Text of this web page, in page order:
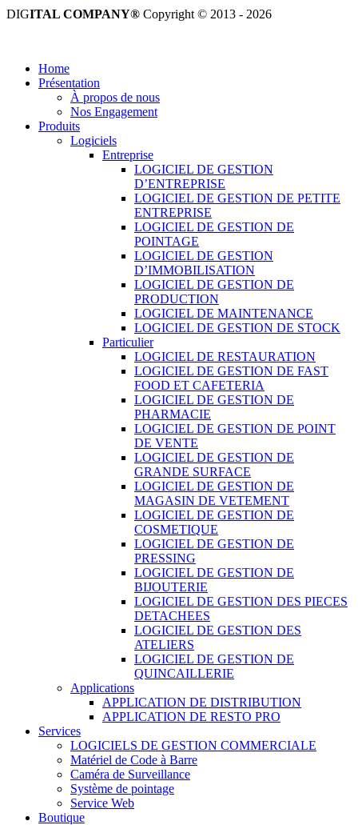
DIGITAL COMPANY® Copyright © 2013 - 2026
Home
Présentation
À propos de nous
Nos Engagement
Produits
Logiciels
Entreprise
LOGICIEL DE GESTION
D’ENTREPRISE
LOGICIEL DE GESTION DE PETITE
ENTREPRISE
LOGICIEL DE GESTION DE
POINTAGE
LOGICIEL DE GESTION
D’IMMOBILISATION
LOGICIEL DE GESTION DE
PRODUCTION
LOGICIEL DE MAINTENANCE
LOGICIEL DE GESTION DE STOCK
Particulier
LOGICIEL DE RESTAURATION
LOGICIEL DE GESTION DE FAST
FOOD ET CAFETERIA
LOGICIEL DE GESTION DE
PHARMACIE
LOGICIEL DE GESTION DE POINT
DE VENTE
LOGICIEL DE GESTION DE
GRANDE SURFACE
LOGICIEL DE GESTION DE
MAGASIN DE VETEMENT
LOGICIEL DE GESTION DE
COSMETIQUE
LOGICIEL DE GESTION DE
PRESSING
LOGICIEL DE GESTION DE
BIJOUTERIE
LOGICIEL DE GESTION DES PIECES
DETACHEES
LOGICIEL DE GESTION DES
ATELIERS
LOGICIEL DE GESTION DE
QUINCAILLERIE
Applications
APPLICATION DE DISTRIBUTION
APPLICATION DE RESTO PRO
Services
LOGICIELS DE GESTION COMMERCIALE
Matériel de Code à Barre
Caméra de Surveillance
Système de pointage
Service Web
Boutique